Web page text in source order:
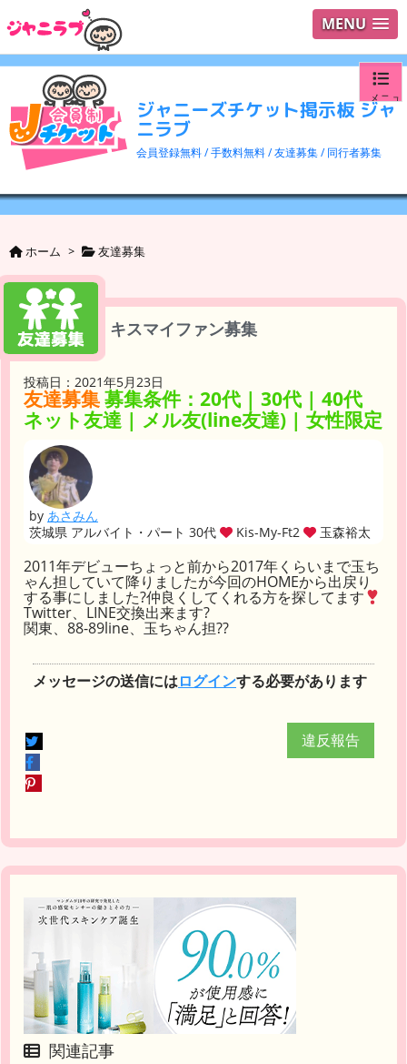
MENU
ジャニーズチケット掲示板 ジャ
ニラブ
会員登録無料 / 手数料無料 / 友達募集 / 同行者募集
メニュ
ログイ
ユーザ
ホーム > 友達募集
キスマイファン募集
投稿日：2021年5月23日
友達募集募集条件：20代 | 30代 | 40代
ネット友達 | メル友(line友達) | 女性限定
by あさみん
茨城県 アルバイト・パート 30代
Kis-My-Ft2 玉森裕太
2011年デビューちょっと前から2017年くらいまで玉ち
ゃん担していて降りましたが今回のHOMEから出戻り
する事にしました?仲良くしてくれる方を探してます
Twitter、LINE交換出来ます?
関東、88-89line、玉ちゃん担??
メッセージの送信にはログインする必要があります
違反報告
関連記事